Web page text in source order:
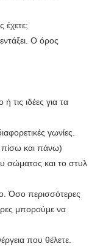
Ο όρος
τις ιδέες για τα
γωνίες.
πίσω και πάνω)
σώματος και το στυλ
Όσο περισσότερες
μπορούμε να
που θέλετε.